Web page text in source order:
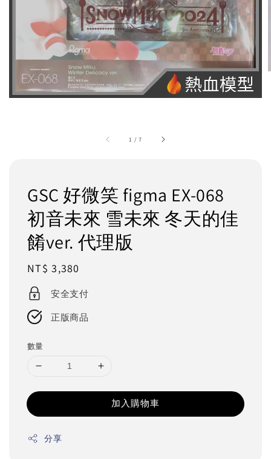
1 /7
GSC 好微笑 figma EX-068
初音未來 雪未來 冬天的佳
餚ver. 代理版
Regular
price
NT$ 3,380
安全支付
正版商品
數量
加入購物車
分享